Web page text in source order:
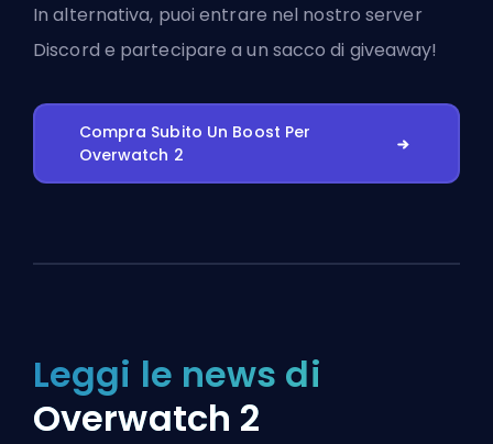
In alternativa, puoientrare nel nostro server
Discord e partecipare a un sacco di giveaway!
Compra Subito Un Boost Per
Overwatch 2
Leggi le news di
Overwatch 2